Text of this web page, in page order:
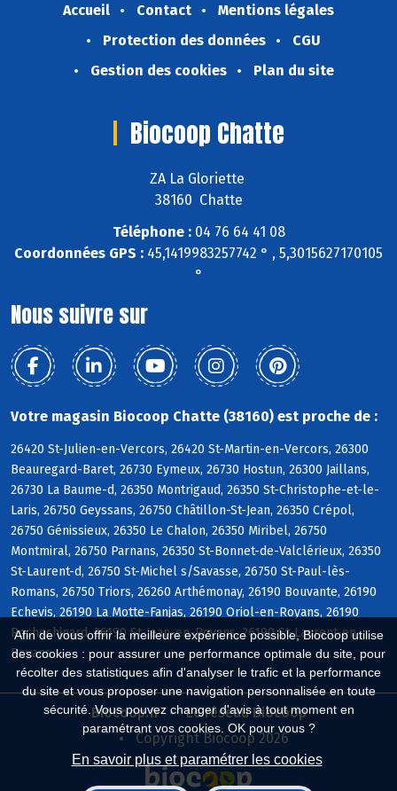
Afin de vous offrir la meilleure expérience possible, Biocoop utilise
des cookies : pour assurer une performance optimale du site, pour
récolter des statistiques afin d'analyser le trafic et la performance
du site et vous proposer une navigation personnalisée en toute
sécurité. Vous pouvez changer d'avis à tout moment en
paramétrant vos cookies. OK pour vous ?
En savoir plus et paramétrer les cookies
Accueil Contact
Mentions légales
Protection des données
CGU
Gestion des cookies
Plan du site
Biocoop Chatte
ZA La Gloriette
38160 Chatte
Téléphone :04 76 64 41 08
Coordonnées GPS : 45,1419983257742 ° , 5,3015627170105
°
Nous suivre sur
Votre magasin Biocoop Chatte (38160) est proche de :
26420 St-Julien-en-Vercors, 26420 St-Martin-en-Vercors, 26300
Beauregard-Baret, 26730 Eymeux, 26730 Hostun, 26300 Jaillans,
26730 La Baume-d, 26350 Montrigaud, 26350 St-Christophe-et-le-
Laris, 26750 Geyssans, 26750 Châtillon-St-Jean, 26350 Crépol,
26750 Génissieux, 26350 Le Chalon, 26350 Miribel, 26750
Montmiral, 26750 Parnans, 26350 St-Bonnet-de-Valclérieux, 26350
St-Laurent-d, 26750 St-Michel s/Savasse, 26750 St-Paul-lès-
Romans, 26750 Triors, 26260 Arthémonay, 26190 Bouvante, 26190
Echevis, 26190 La Motte-Fanjas, 26190 Oriol-en-Royans, 26190
Rochechinard, 26190 St-Jean-en-Royans, 26190 St-Laurent-en-
Royans
Biocoop.fr
Le réseau Biocoop
Copyright Biocoop 2026